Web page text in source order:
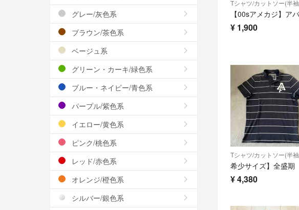
¥ 1,900
¥4,380
グレー/灰色系
ブラウン/茶色系
ベージュ系
グリーン・カーキ/緑色系
ブルー・ネイビー/青色系
パープル/紫色系
イエロー/黄色系
ピンク/桃色系
レッド/赤色系
オレンジ/橙色系
シルバー/銀色系